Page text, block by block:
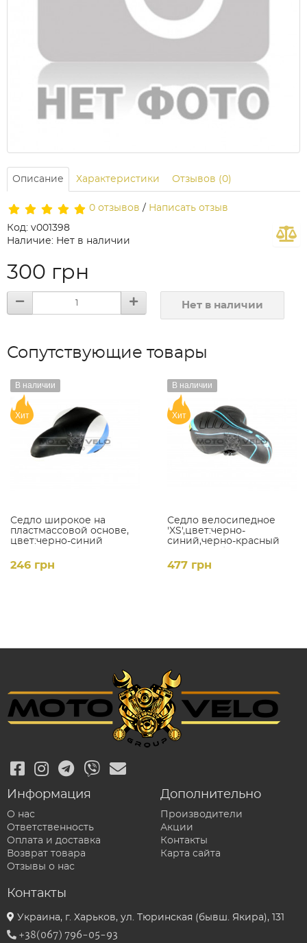
Описание Характеристики Отзывов (0)
0 отзывов / Написать отзыв
Код: v001398
Наличие: Нет в наличии
300 грн
Нет в наличии
Сопутствующие товары
Седло широкое на
пластмассовой основе,
цвет:черно-синий
В наличии
Хит
246 грн
Седло велосипедное
'XS',цвет:черно-
синий,черно-красный
В наличии
Хит
477 грн
Информация
О нас
Ответственность
Оплата и доставка
Возврат товара
Отзывы о нас
Дополнительно
Производители
Акции
Контакты
Карта сайта
Контакты
Украина, г. Харьков, ул. Тюринская (бывш. Якира), 131
+38(067) 796-05-93